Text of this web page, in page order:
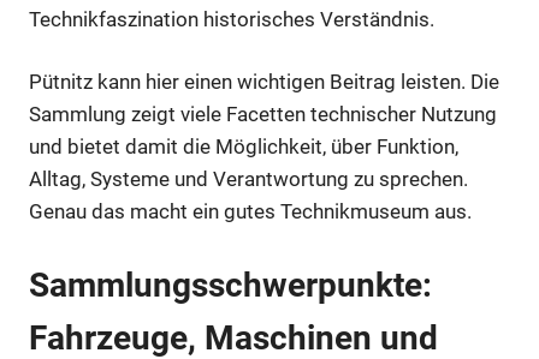
Technikfaszination historisches Verständnis.
Pütnitz kann hier einen wichtigen Beitrag leisten. Die
Sammlung zeigt viele Facetten technischer Nutzung
und bietet damit die Möglichkeit, über Funktion,
Alltag, Systeme und Verantwortung zu sprechen.
Genau das macht ein gutes Technikmuseum aus.
Sammlungsschwerpunkte:
Fahrzeuge, Maschinen und